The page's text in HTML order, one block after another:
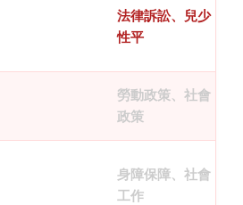
法律訴訟、兒少
性平
勞動政策、社會
政策
身障保障、社會
工作